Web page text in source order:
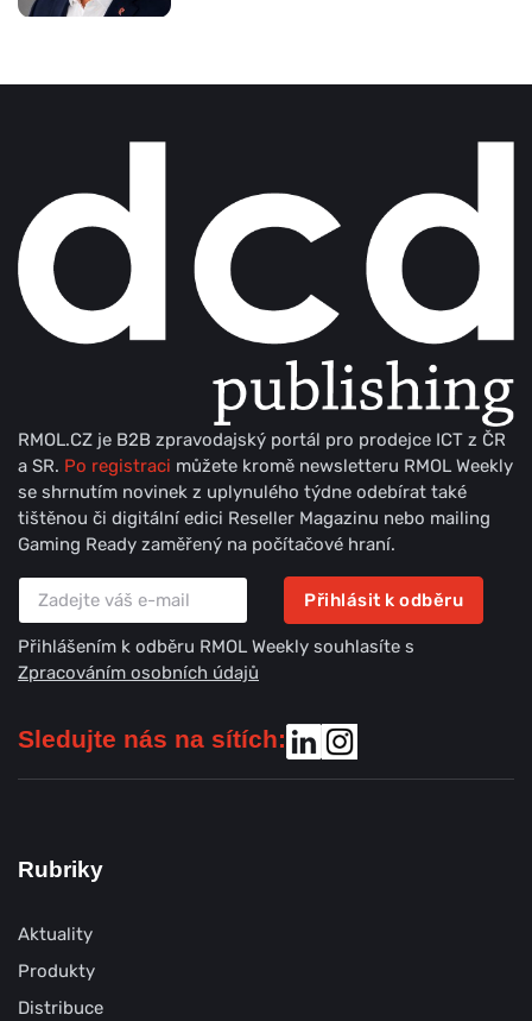
RMOL.CZ je B2B zpravodajský portál pro prodejce ICT z ČR
a SR. Po registraci můžete kromě newsletteru RMOL Weekly
se shrnutím novinek z uplynulého týdne odebírat také
tištěnou či digitální edici Reseller Magazinu nebo mailing
Gaming Ready zaměřený na počítačové hraní.
Přihlásit k odběru
Přihlášením k odběru RMOL Weekly souhlasíte s
Zpracováním osobních údajů
Sledujte nás na sítích:
Rubriky
Aktuality
Produkty
Distribuce